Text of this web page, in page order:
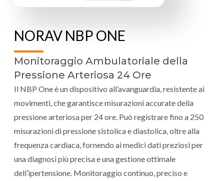
NORAV NBP ONE
Monitoraggio Ambulatoriale della
Pressione Arteriosa 24 Ore
Il NBP One è un dispositivo all’avanguardia, resistente ai
movimenti, che garantisce misurazioni accurate della
pressione arteriosa per 24 ore. Può registrare fino a 250
misurazioni di pressione sistolica e diastolica, oltre alla
frequenza cardiaca, fornendo ai medici dati preziosi per
una diagnosi più precisa e una gestione ottimale
dell’ipertensione. Monitoraggio continuo, preciso e